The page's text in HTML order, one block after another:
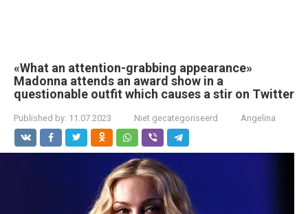
«What an attention-grabbing appearance»
Madonna attends an award show in a
questionable outfit which causes a stir on Twitter
Published by: 11.07.2023 Niet gecategoriseerd Angelina